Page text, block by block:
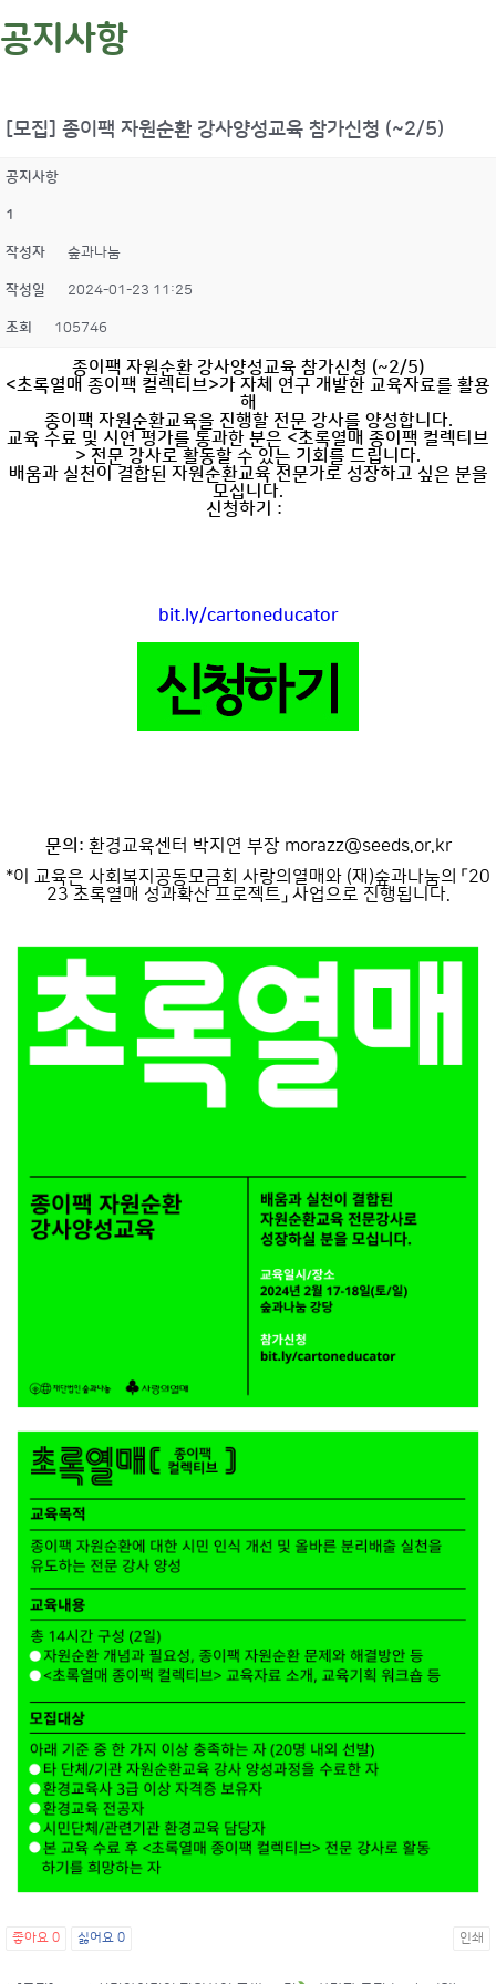
공지사항
[모집] 종이팩 자원순환 강사양성교육 참가신청 (~2/5)
공지사항
1
작성자 숲과나눔
작성일 2024-01-23 11:25
조회 105746
종이팩 자원순환 강사양성교육 참가신청 (~2/5)
<초록열매 종이팩 컬렉티브>가 자체 연구 개발한 교육자료를 활용
해
종이팩 자원순환교육을 진행할 전문 강사를 양성합니다.
교육 수료 및 시연 평가를 통과한 분은 <초록열매 종이팩 컬렉티브
> 전문 강사로 활동할 수 있는 기회를 드립니다.
배움과 실천이 결합된 자원순환교육 전문가로 성장하고 싶은 분을
모십니다.
신청하기 :
bit.ly/cartoneducator
문의: 환경교육센터 박지연 부장 morazz@seeds.or.kr
*이 교육은 사회복지공동모금회 사랑의열매와 (재)숲과나눔의 「20
23 초록열매 성과확산 프로젝트」 사업으로 진행됩니다.
좋아요 0 싫어요 0 인쇄